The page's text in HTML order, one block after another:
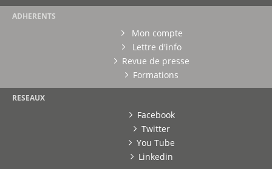
ADHERENTS
Mon compte
Lettre d'info
Revue de presse
Formations
RESEAUX
Facebook
Twitter
You Tube
Linkedin